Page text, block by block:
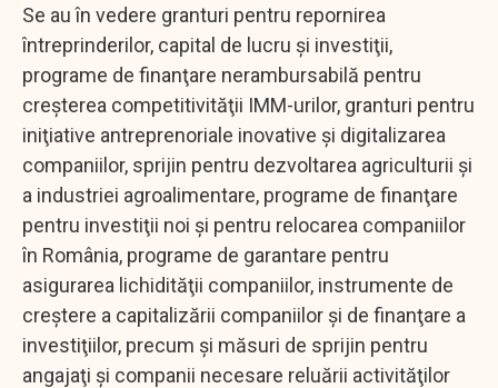
Se au în vedere granturi pentru repornirea
întreprinderilor, capital de lucru şi investiţii,
programe de finanţare nerambursabilă pentru
creşterea competitivităţii IMM-urilor, granturi pentru
iniţiative antreprenoriale inovative şi digitalizarea
companiilor, sprijin pentru dezvoltarea agriculturii şi
a industriei agroalimentare, programe de finanţare
pentru investiţii noi şi pentru relocarea companiilor
în România, programe de garantare pentru
asigurarea lichidităţii companiilor, instrumente de
creştere a capitalizării companiilor şi de finanţare a
investiţiilor, precum şi măsuri de sprijin pentru
angajaţi şi companii necesare reluării activităţilor